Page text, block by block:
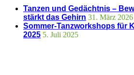
Tanzen und Gedächtnis –
stärkt das Gehirn 31. März 2026
Sommer-Tanzworkshops für
2025 5. Juli 2025